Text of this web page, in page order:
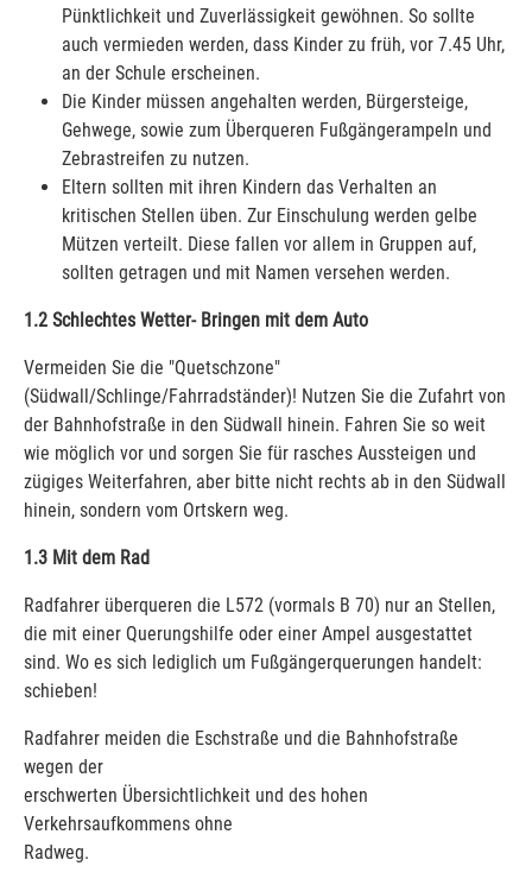
Pünktlichkeit und Zuverlässigkeit gewöhnen. So sollte
auch vermieden werden, dass Kinder zu früh, vor 7.45 Uhr,
an der Schule erscheinen.
Die Kinder müssen angehalten werden, Bürgersteige,
Gehwege, sowie zum Überqueren Fußgängerampeln und
Zebrastreifen zu nutzen.
Eltern sollten mit ihren Kindern das Verhalten an
kritischen Stellen üben. Zur Einschulung werden gelbe
Mützen verteilt. Diese fallen vor allem in Gruppen auf,
sollten getragen und mit Namen versehen werden.
1.2 Schlechtes Wetter- Bringen mit dem Auto
Vermeiden Sie die "Quetschzone"
(Südwall/Schlinge/Fahrradständer)! Nutzen Sie die Zufahrt von
der Bahnhofstraße in den Südwall hinein. Fahren Sie so weit
wie möglich vor und sorgen Sie für rasches Aussteigen und
zügiges Weiterfahren, aber bitte nicht rechts ab in den Südwall
hinein, sondern vom Ortskern weg.
1.3 Mit dem Rad
Radfahrer überqueren die L572 (vormals B 70) nur an Stellen,
die mit einer Querungshilfe oder einer Ampel ausgestattet
sind. Wo es sich lediglich um Fußgängerquerungen handelt:
schieben!
Radfahrer meiden die Eschstraße und die Bahnhofstraße
wegen der
erschwerten Übersichtlichkeit und des hohen
Verkehrsaufkommens ohne
Radweg.